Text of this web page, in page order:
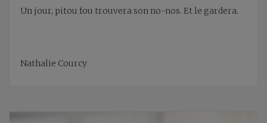
Un jour, pitou fou trouvera son no-nos. Et le gardera.
Nathalie Courcy